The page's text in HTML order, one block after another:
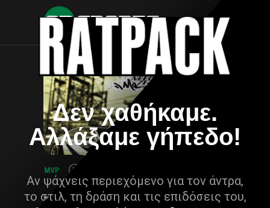
Δεν χαθήκαμε.
Αλλάξαμε γήπεδο!
Αν ψάχνεις περιεχόμενο για τον άντρα,
το στιλ, τη δράση και τις επιδόσεις του,